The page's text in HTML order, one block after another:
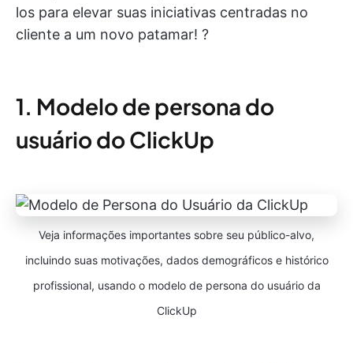
los para elevar suas iniciativas centradas no
cliente a um novo patamar! ?
1. Modelo de persona do
usuário do ClickUp
Veja informações importantes sobre seu público-alvo,
incluindo suas motivações, dados demográficos e histórico
profissional, usando o modelo de persona do usuário da
ClickUp